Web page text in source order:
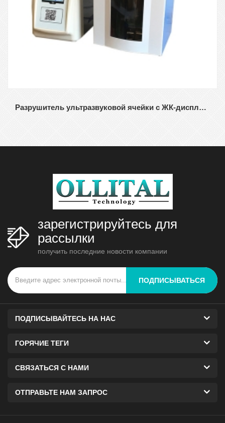
Разрушитель ультразвуковой ячейки с ЖК-дисплеем, используемый для эмульсии, разделения, гомогенизации в форме чашки ультразвуковой
зарегистрируйтесь для
рассылки
получить последние новости компании
ПОДПИСЫВАТЬСЯ
ПОДПИСЫВАЙТЕСЬ НА НАС
ГОРЯЧИЕ ТЕГИ
СВЯЗАТЬСЯ С НАМИ
ОТПРАВЬТЕ НАМ ЗАПРОС